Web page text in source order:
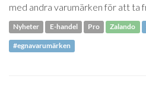
med andra varumärken för att ta
Nyheter E-handel Pro Zalando
#egnavarumärken